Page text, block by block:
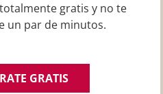
gratis y no te
un par de minutos.
GRATIS